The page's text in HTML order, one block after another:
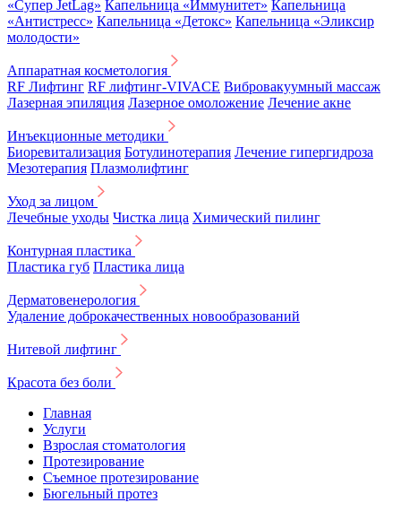
«Супер JetLag» Капельница «Иммунитет» Капельница
«Антистресс» Капельница «Детокс» Капельница «Эликсир
молодости»
Аппаратная косметология
RF Лифтинг RF лифтинг-VIVACE Вибровакуумный массаж
Лазерная эпиляция Лазерное омоложение Лечение акне
Инъекционные методики
Биоревитализация Ботулинотерапия Лечение гипергидроза
Мезотерапия Плазмолифтинг
Уход за лицом
Лечебные уходы Чистка лица Химический пилинг
Контурная пластика
Пластика губ Пластика лица
Дерматовенерология
Удаление доброкачественных новообразований
Нитевой лифтинг
Красота без боли
Главная
Услуги
Взрослая стоматология
Протезирование
Съемное протезирование
Бюгельный протез